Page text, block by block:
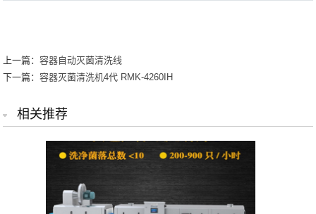
上一篇：容器自动灭菌清洗线
下一篇：容器灭菌清洗机4代 RMK-4260IH
相关推荐